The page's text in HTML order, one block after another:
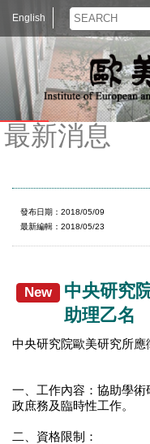
English
最新消息
發布日期：2018/05/09
最新編輯：2018/05/23
New
中央研究
助理乙名
中央研究院歐美研究所應
一、工作內容：協助學
政庶務及臨時性工作。
二、資格限制：